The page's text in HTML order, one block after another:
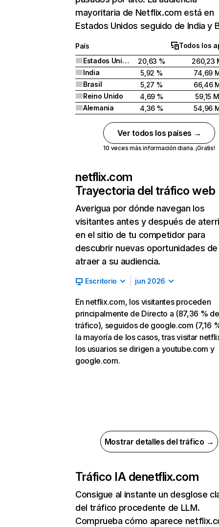
mayoritaria de Netflix.com está en
Estados Unidos seguido de India y
País
Todos los
Estados Unidos
20,63 %
260,23
India
5,92 %
74,69
Brasil
5,27 %
66,46
Reino Unido
4,69 %
59,15 M
Alemania
4,36 % 54,96
Ver todos los países →
10 veces más información diaria. ¡Gratis!
netflix.com
Trayectoria del tráfico web
Averigua por dónde navegan los
visitantes antes y después de
en el sitio de tu competidor para
descubrir nuevas oportunidades de
atraer a su audiencia.
Escritorio jun 2026
En netflix.com, los visitantes proceden
principalmente de Directo a (87,36 % de
tráfico), seguidos de google.com (7,16
la mayoría de los casos, tras visitar
los usuarios se dirigen a youtube.com y
google.com.
Mostrar detalles del tráfico →
Tráfico IA denetflix.com
Consigue al instante un desglose
del tráfico procedente de LLM.
Comprueba cómo aparece